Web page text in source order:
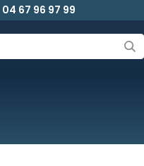
04 67 96 97 99